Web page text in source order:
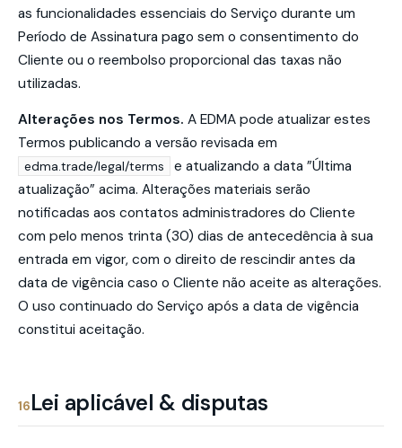
as funcionalidades essenciais do Serviço durante um
Período de Assinatura pago sem o consentimento do
Cliente ou o reembolso proporcional das taxas não
utilizadas.
Alterações nos Termos. A EDMA pode atualizar estes
Termos publicando a versão revisada em
edma.trade/legal/terms
e atualizando a data ”Última
atualização” acima. Alterações materiais serão
notificadas aos contatos administradores do Cliente
com pelo menos trinta (30) dias de antecedência à sua
entrada em vigor, com o direito de rescindir antes da
data de vigência caso o Cliente não aceite as alterações.
O uso continuado do Serviço após a data de vigência
constitui aceitação.
16Lei aplicável & disputas